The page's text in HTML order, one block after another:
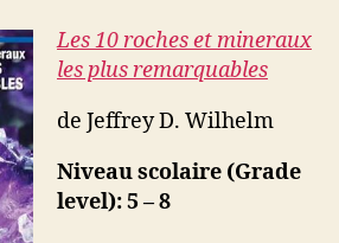
Les 10 roches et mineraux
les plus remarquables
de Jeffrey D. Wilhelm
Niveau scolaire (Grade
level): 5 – 8